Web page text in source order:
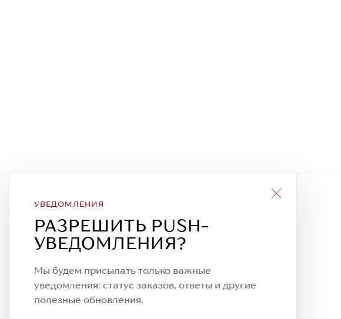
УВЕДОМЛЕНИЯ
РАЗРЕШИТЬ PUSH-
УВЕДОМЛЕНИЯ?
Мы будем присылать только важные
уведомления: статус заказов, ответы и другие
полезные обновления.
Подписаться на рассылку
Всегда будьте в курсе новых акций и
спецпредложений!